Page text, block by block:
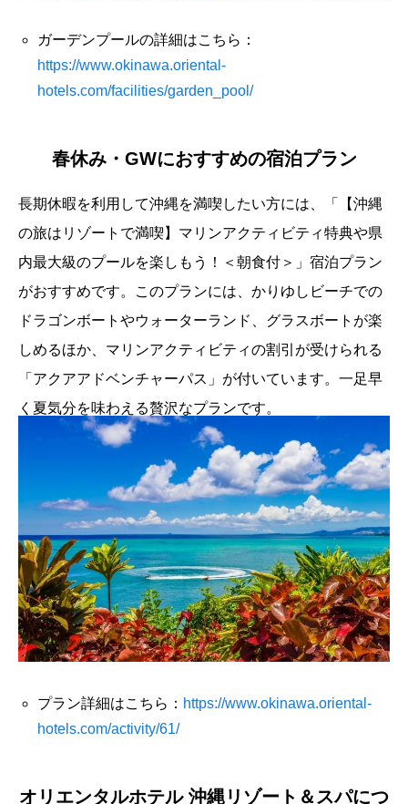
ガーデンプールの詳細はこちら：
https://www.okinawa.oriental-
hotels.com/facilities/garden_pool/
春休み・GWにおすすめの宿泊プラン
長期休暇を利用して沖縄を満喫したい方には、「【沖縄
の旅はリゾートで満喫】マリンアクティビティ特典や県
内最大級のプールを楽しもう！＜朝食付＞」宿泊プラン
がおすすめです。このプランには、かりゆしビーチでの
ドラゴンボートやウォーターランド、グラスボートが楽
しめるほか、マリンアクティビティの割引が受けられる
「アクアアドベンチャーパス」が付いています。一足早
く夏気分を味わえる贅沢なプランです。
プラン詳細はこちら： https://www.okinawa.oriental-
hotels.com/activity/61/
オリエンタルホテル 沖縄リゾート＆スパにつ